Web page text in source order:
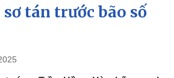
Tin 24h
Dự báo thời tiết
tán trước bão số